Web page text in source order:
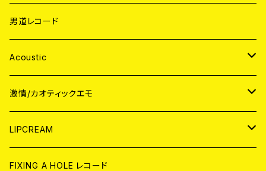
男道レコード
Acoustic
JAPAN
CD
ANALOG
WORLD
CD
激情/カオティックエモ
JAPAN
CD
WORLD
LIPCREAM
CD
FIXING A HOLE レコード